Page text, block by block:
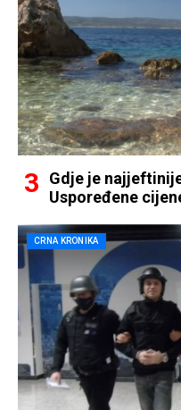
Gdje je
Uspoređene
CRNA KRONIKA